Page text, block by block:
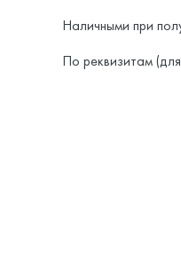
Наличными при
По реквизитам